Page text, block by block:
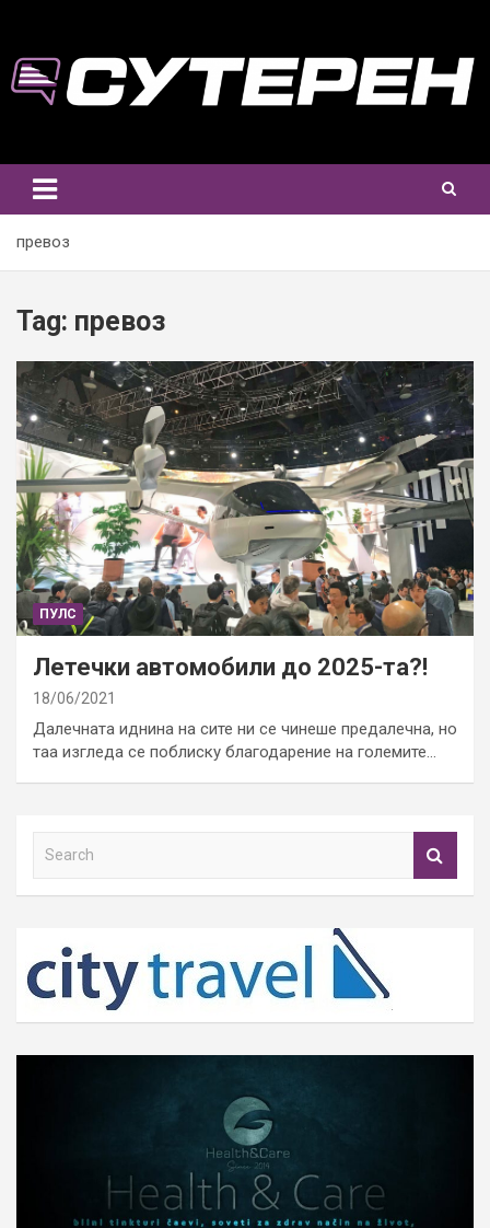
content
превоз
Tag: превоз
ПУЛС
Летечки автомобили до 2025-та?!
18/06/2021
Далечната иднина на сите ни се чинеше предалечна, но
таа изгледа се поблиску благодарение на големите…
h